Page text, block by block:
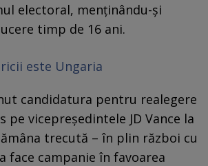
electoral, menținându-și
timp de 16 ani.
este Ungaria
candidatura pentru realegere
pe vicepreședintele JD Vance la
trecută – în plin război cu
face campanie în favoarea